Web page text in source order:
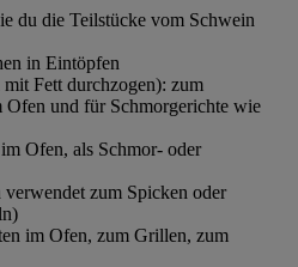
du die Teilstücke vom Schwein
in Eintöpfen
Fett durchzogen): zum
und für Schmorgerichte wie
Ofen, als Schmor- oder
zum Spicken oder
im Ofen, zum Grillen, zum